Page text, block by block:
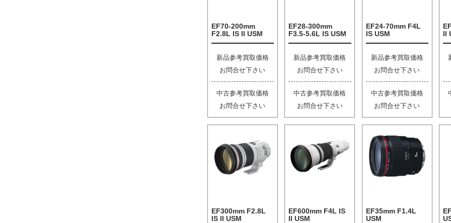
EF70-200mm
F2.8L IS II USM
新品参考買取価格
お問合せ下さい
中古参考買取価格
お問合せ下さい
EF28-300mm
F3.5-5.6L IS USM
新品参考買取価格
お問合せ下さい
中古参考買取価格
お問合せ下さい
EF24-70mm F4L
IS USM
新品参考買取価格
お問合せ下さい
中古参考買取価格
お問合せ下さい
II
EF300mm F2.8L
IS II USM
EF600mm F4L IS
II USM
EF35mm F1.4L
USM